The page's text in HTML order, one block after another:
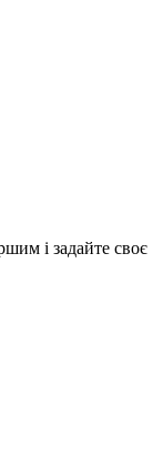
і задайте своє